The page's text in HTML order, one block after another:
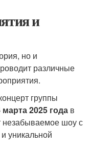
и
но и
различные
группы
марта 2025 года в
незабываемое шоу с
уникальной